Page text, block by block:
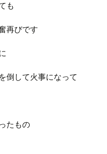
も
再びです
倒して火事になって
たもの